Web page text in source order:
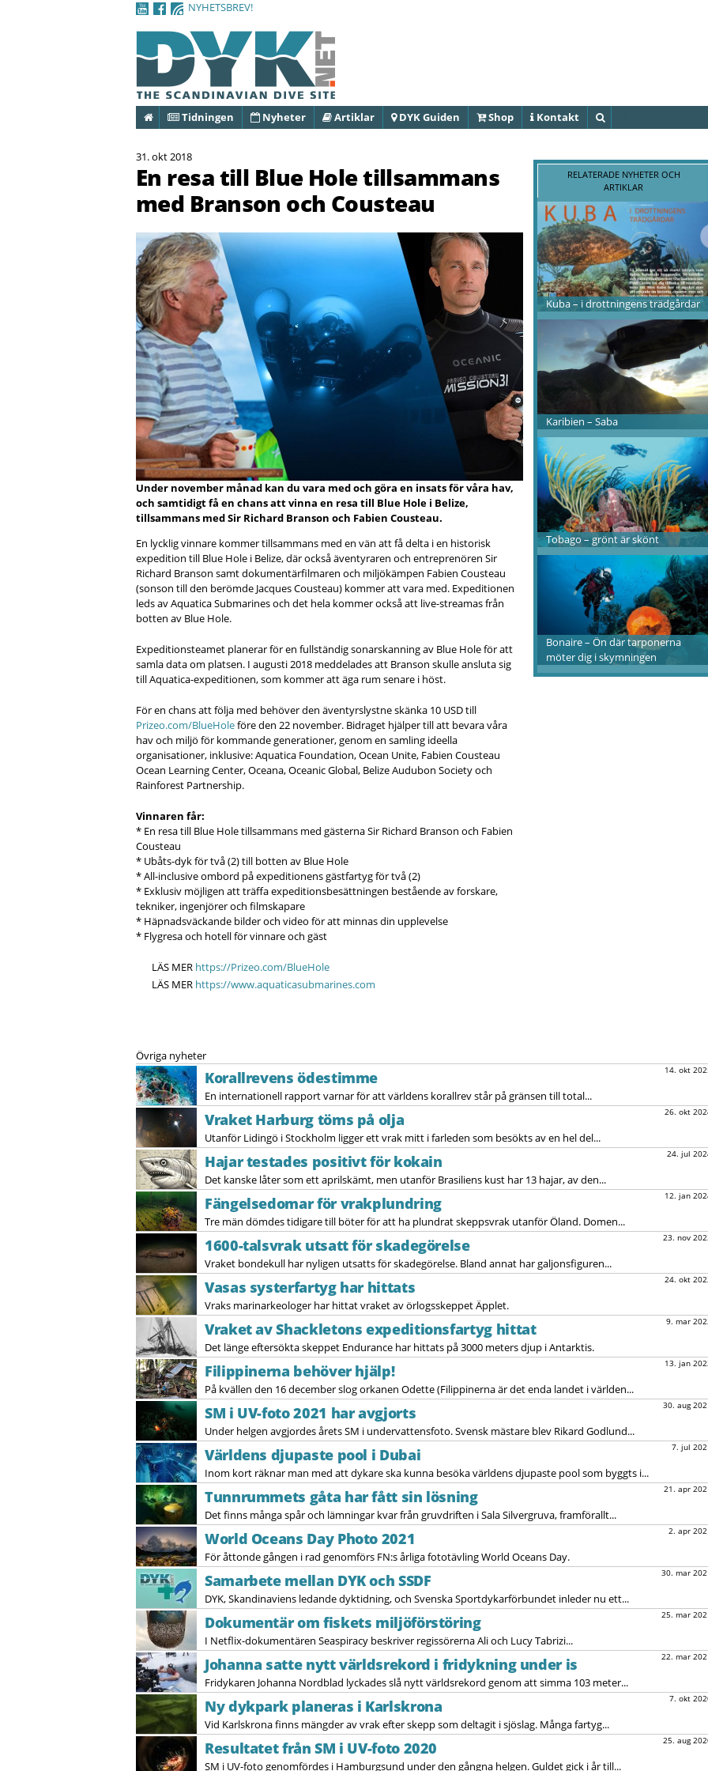
NYHETSBREV!
HemTidningen Nyheter Artiklar DYK Guiden Shop Kontakt
31. okt 2018
En resa till Blue Hole tillsammans
med Branson och Cousteau
Under november månad kan du vara med och göra en insats för våra hav,
och samtidigt få en chans att vinna en resa till Blue Hole i Belize,
tillsammans med Sir Richard Branson och Fabien Cousteau.
En lycklig vinnare kommer tillsammans med en vän att få delta i en historisk
expedition till Blue Hole i Belize, där också äventyraren och entreprenören Sir
Richard Branson samt dokumentärfilmaren och miljökämpen Fabien Cousteau
(sonson till den berömde Jacques Cousteau) kommer att vara med. Expeditionen
leds av Aquatica Submarines och det hela kommer också att live-streamas från
botten av Blue Hole.
Expeditionsteamet planerar för en fullständig sonarskanning av Blue Hole för att
samla data om platsen. I augusti 2018 meddelades att Branson skulle ansluta sig
till Aquatica-expeditionen, som kommer att äga rum senare i höst.
För en chans att följa med behöver den äventyrslystne skänka 10 USD till
Prizeo.com/BlueHoleföre den 22 november. Bidraget hjälper till att bevara våra
hav och miljö för kommande generationer, genom en samling ideella
organisationer, inklusive: Aquatica Foundation, Ocean Unite, Fabien Cousteau
Ocean Learning Center, Oceana, Oceanic Global, Belize Audubon Society och
Rainforest Partnership.
Vinnaren får:
* En resa till Blue Hole tillsammans med gästerna Sir Richard Branson och Fabien
Cousteau
* Ubåts-dyk för två (2) till botten av Blue Hole
* All-inclusive ombord på expeditionens gästfartyg för två (2)
* Exklusiv möjligen att träffa expeditionsbesättningen bestående av forskare,
tekniker, ingenjörer och filmskapare
* Häpnadsväckande bilder och video för att minnas din upplevelse
* Flygresa och hotell för vinnare och gäst
LÄS MER https://Prizeo.com/BlueHole
LÄS MER https://www.aquaticasubmarines.com
RELATERADE NYHETER OCH
ARTIKLAR
Kuba – i drottningens trädgårdar
Karibien – Saba
Tobago – grönt är skönt
Bonaire – Ön där tarponerna
möter dig i skymningen
Övriga nyheter
14. okt
Korallrevens ödestimme
En internationell rapport varnar för att världens korallrev står på gränsen till total...
26. okt
Vraket Harburg töms på olja
Utanför Lidingö i Stockholm ligger ett vrak mitt i farleden som besökts av en hel del...
24. jul
Hajar testades positivt för kokain
Det kanske låter som ett aprilskämt, men utanför Brasiliens kust har 13 hajar, av den...
12. jan
Fängelsedomar för vrakplundring
Tre män dömdes tidigare till böter för att ha plundrat skeppsvrak utanför Öland. Domen...
23. nov
1600-talsvrak utsatt för skadegörelse
Vraket bondekull har nyligen utsatts för skadegörelse. Bland annat har galjonsfiguren...
24. okt
Vasas systerfartyg har hittats
Vraks marinarkeologer har hittat vraket av örlogsskeppet Äpplet.
9. mar
Vraket av Shackletons expeditionsfartyg hittat
Det länge eftersökta skeppet Endurance har hittats på 3000 meters djup i Antarktis.
13. jan
Filippinerna behöver hjälp!
På kvällen den 16 december slog orkanen Odette (Filippinerna är det enda landet i världen...
30. aug
SM i UV-foto 2021 har avgjorts
Under helgen avgjordes årets SM i undervattensfoto. Svensk mästare blev Rikard Godlund...
7. jul
Världens djupaste pool i Dubai
Inom kort räknar man med att dykare ska kunna besöka världens djupaste pool som byggts i...
21. apr
Tunnrummets gåta har fått sin lösning
Det finns många spår och lämningar kvar från gruvdriften i Sala Silvergruva, framförallt...
2. apr
World Oceans Day Photo 2021
För åttonde gången i rad genomförs FN:s årliga fototävling World Oceans Day.
30. mar
Samarbete mellan DYK och SSDF
DYK, Skandinaviens ledande dyktidning, och Svenska Sportdykarförbundet inleder nu ett...
25. mar
Dokumentär om fiskets miljöförstöring
I Netflix-dokumentären Seaspiracy beskriver regissörerna Ali och Lucy Tabrizi...
22. mar
Johanna satte nytt världsrekord i fridykning under is
Fridykaren Johanna Nordblad lyckades slå nytt världsrekord genom att simma 103 meter...
7. okt
Ny dykpark planeras i Karlskrona
Vid Karlskrona finns mängder av vrak efter skepp som deltagit i sjöslag. Många fartyg...
25. aug
Resultatet från SM i UV-foto 2020
SM i UV-foto genomfördes i Hamburgsund under den gångna helgen. Guldet gick i år till...